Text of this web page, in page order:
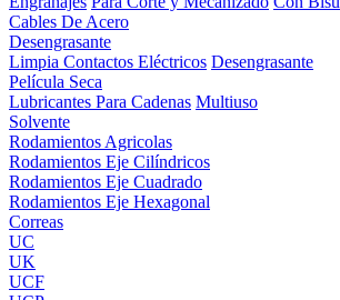
Cables De Acero
Desengrasante
Limpia Contactos Eléctricos Desengrasante
Película Seca
Lubricantes Para Cadenas Multiuso
Solvente
Rodamientos Agricolas
Rodamientos Eje Cilíndricos
Rodamientos Eje Cuadrado
Rodamientos Eje Hexagonal
Correas
UC
UK
UCF